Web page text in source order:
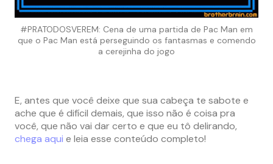
#PRATODOSVEREM: Cena de uma partida de Pac Man em
que o Pac Man está perseguindo os fantasmas e comendo
a cerejinha do jogo
E, antes que você deixe que sua cabeça te sabote e
ache que é difícil demais, que isso não é coisa pra
você, que não vai dar certo e que eu tô delirando,
chega aqui e leia esse conteúdo completo!